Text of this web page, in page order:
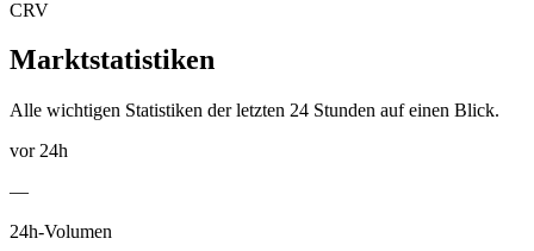
CRV
Marktstatistiken
Alle wichtigen Statistiken der letzten 24 Stunden auf einen Blick.
vor 24h
—
24h-Volumen